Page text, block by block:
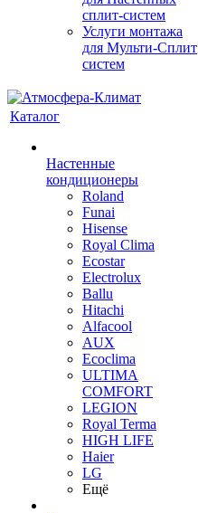
сплит-систем
Услуги монтажа
для Мульти-Сплит
систем
Каталог
Настенные
кондиционеры
Roland
Funai
Hisense
Royal Clima
Ecostar
Electrolux
Ballu
Hitachi
Alfacool
AUX
Ecoclima
ULTIMA
COMFORT
LEGION
Royal Terma
HIGH LIFE
Haier
LG
Ещё